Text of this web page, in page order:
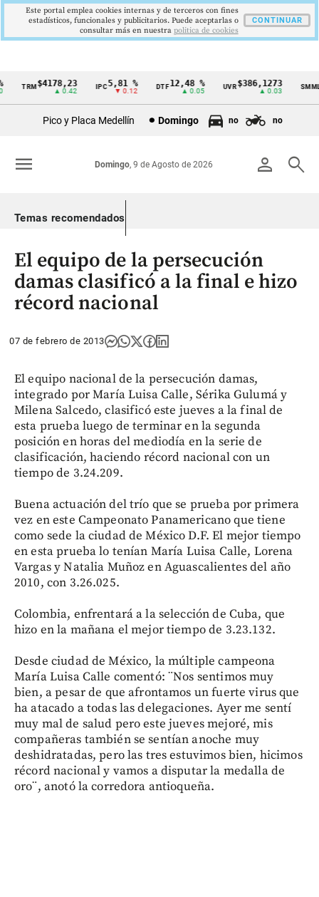
Cintillo
Colombia
TRM$4178,23
▲ 0.42
5,81 %
▼ 0.12
DTF12,48 %
▲ 0.05
UVR$386,1273
▲ 0.03
SMMLV
Pico y Placa Medellín Domingo no no
person search
Domingo, 9 de Agosto de 2026
menu
Temas recomendados
El equipo de la persecución
damas clasificó a la final e hizo
récord nacional
07 de febrero de 2013
El equipo nacional de la persecución damas,
integrado por María Luisa Calle, Sérika Gulumá y
Milena Salcedo, clasificó este jueves a la final de
esta prueba luego de terminar en la segunda
posición en horas del mediodía en la serie de
clasificación, haciendo récord nacional con un
tiempo de 3.24.209.
Buena actuación del trío que se prueba por primera
vez en este Campeonato Panamericano que tiene
como sede la ciudad de México D.F. El mejor tiempo
en esta prueba lo tenían María Luisa Calle, Lorena
Vargas y Natalia Muñoz en Aguascalientes del año
2010, con 3.26.025.
Colombia, enfrentará a la selección de Cuba, que
hizo en la mañana el mejor tiempo de 3.23.132.
Desde ciudad de México, la múltiple campeona
María Luisa Calle comentó: ¨Nos sentimos muy
bien, a pesar de que afrontamos un fuerte virus que
ha atacado a todas las delegaciones. Ayer me sentí
muy mal de salud pero este jueves mejoré, mis
compañeras también se sentían anoche muy
deshidratadas, pero las tres estuvimos bien, hicimos
récord nacional y vamos a disputar la medalla de
oro¨, anotó la corredora antioqueña.
Este portal emplea cookies internas y de terceros con fines
estadísticos, funcionales y publicitarios. Puede aceptarlas o
consultar más en nuestra politica de cookies
CONTINUAR